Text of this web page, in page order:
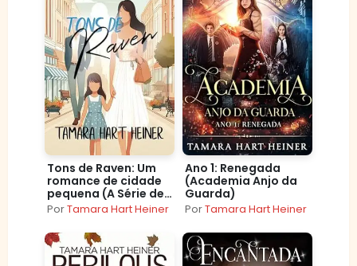
Tons de Raven: Um
romance de cidade
pequena (A Série de
Eureka em Amor)
PorTamara Hart Heiner
Ano 1: Renegada
(Academia Anjo da
Guarda)
PorTamara Hart Heiner